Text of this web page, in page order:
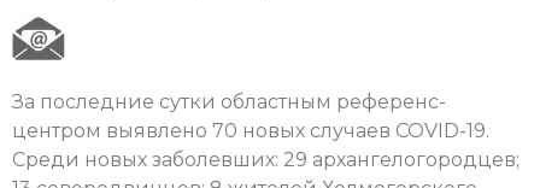
За последние сутки областным референс-
центром выявлено 70 новых случаев COVID-19.
Среди новых заболевших: 29 архангелогородцев;